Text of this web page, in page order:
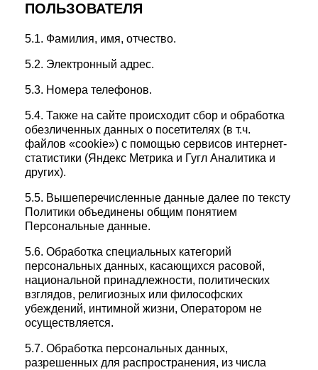
ПОЛЬЗОВАТЕЛЯ
5.1. Фамилия, имя, отчество.
5.2. Электронный адрес.
5.3. Номера телефонов.
5.4. Также на сайте происходит сбор и обработка
обезличенных данных о посетителях (в т.ч.
файлов «cookie») с помощью сервисов интернет-
статистики (Яндекс Метрика и Гугл Аналитика и
других).
5.5. Вышеперечисленные данные далее по тексту
Политики объединены общим понятием
Персональные данные.
5.6. Обработка специальных категорий
персональных данных, касающихся расовой,
национальной принадлежности, политических
взглядов, религиозных или философских
убеждений, интимной жизни, Оператором не
осуществляется.
5.7. Обработка персональных данных,
разрешенных для распространения, из числа